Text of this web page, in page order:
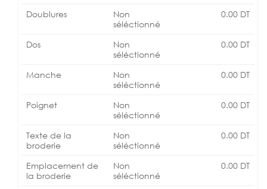
Doublures
Non
séléctionné
0.00 DT
Dos
Non
séléctionné
0.00 DT
Manche
Non
séléctionné
0.00 DT
Poignet
Non
séléctionné
0.00 DT
Texte de la
broderie
Non
séléctionné
0.00 DT
Emplacement de
la broderie
Non
séléctionné
0.00 DT